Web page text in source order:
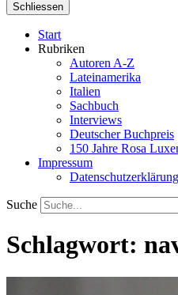
Schliessen
Start
Rubriken
Autoren A-Z
Lateinamerika
Italien
Sachbuch
Interviews
Deutscher Buchpreis
150 Jahre Rosa
Impressum
Datenschutzerklärung
Suche
Schlagwort: